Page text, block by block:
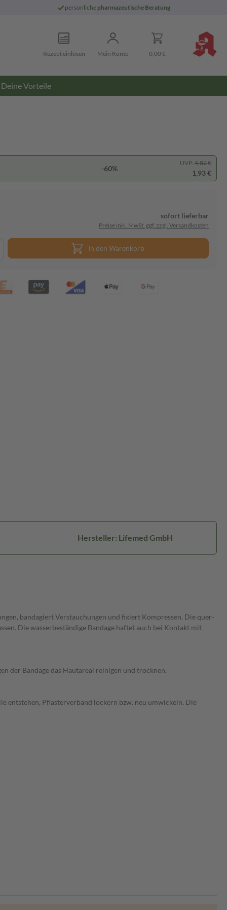
persönliche pharmazeutische Beratung
Rezept einlösen Mein Konto 0,00 €
Deine Vorteile
-60%
UVP: 4,82 €
1,93 €
sofort lieferbar
Preise inkl. MwSt. ggf. zzgl. Versandkosten
In den Warenkorb
Hersteller: Lifemed GmbH
bandagiert Verstauchungen und fixiert Kompressen. Die quer-
Die wasserbeständige Bandage haftet auch bei Kontakt mit
der Bandage das Hautareal reinigen und trocknen.
entstehen, Pflasterverband lockern bzw. neu umwickeln. Die